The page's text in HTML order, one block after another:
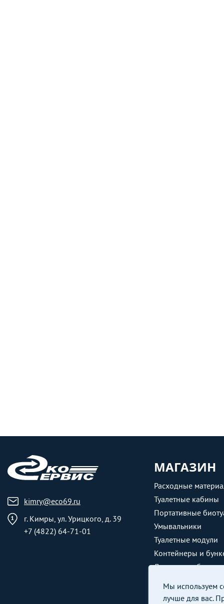
kimry@eco69.ru
г. Кимры, ул. Урицкого, д. 39
+7 (4822) 64-71-01
МАГАЗИН
Расходные
Туалетные кабины
Портативные
Умывальники
Туалетные модули
Контейнеры и
Душевые кабины
Мы используем
лучше для вас.